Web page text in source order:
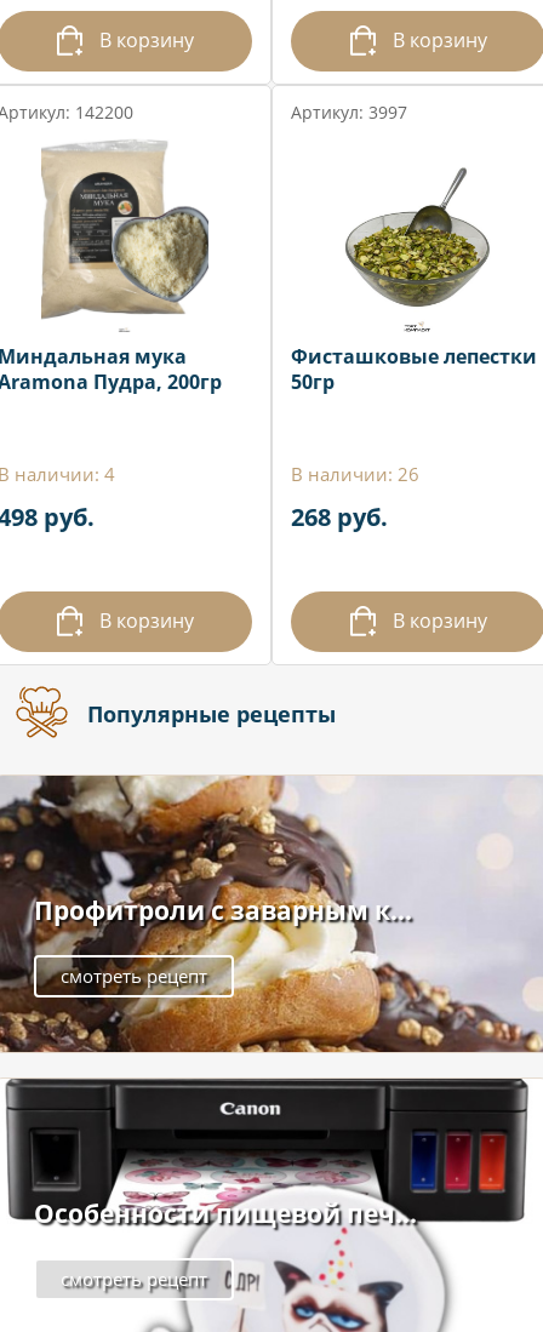
В корзину В корзину
142200
мука
Пудра, 200гр
наличии: 4
руб.
В корзину
Артикул: 3997
Фисташковые лепестки
50гр
В наличии: 26
268 руб.
В корзину
Популярные рецепты
Профитроли с заварным к...
смотреть рецепт
Особенности пищевой печ...
смотреть рецепт